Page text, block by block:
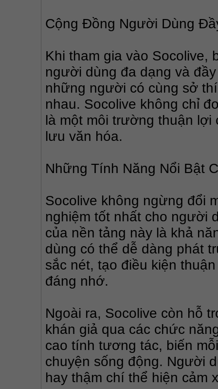
Cộng Đồng Người Dùng
Khi tham gia vào Socolive,
người dùng đa dạng và
những người có cùng sở
nhau. Socolive không chỉ
là một môi trường thuận lợi
lưu văn hóa.
Những Tính Năng Nổi Bật
Socolive không ngừng đổi
nghiệm tốt nhất cho người
của nền tảng này là khả
dùng có thể dễ dàng phát
sắc nét, tạo điều kiện
đáng nhớ.
Ngoài ra, Socolive còn hỗ
khán giả qua các chức
cao tính tương tác, biến
chuyện sống động. Người
hay thậm chí thể hiện cảm